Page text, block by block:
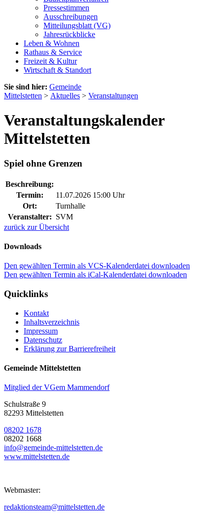
Pressestimmen
Ausschreibungen
Mitteilungsblatt (VG)
Jahresrückblicke
Leben & Wohnen
Rathaus & Service
Freizeit & Kultur
Wirtschaft & Standort
Sie sind hier: Gemeinde
Mittelstetten > Aktuelles > Veranstaltungen
Veranstaltungskalender
Mittelstetten
Spiel ohne Grenzen
Beschreibung:
Termin:
11.07.2026 15:00 Uhr
Ort:
Turnhalle
Veranstalter: SVM
zurück zur Übersicht
Downloads
Den gewählten Termin als VCS-Kalenderdatei downloaden
Den gewählten Termin als iCal-Kalenderdatei downloaden
Quicklinks
Kontakt
Inhaltsverzeichnis
Impressum
Datenschutz
Erklärung zur Barrierefreiheit
Gemeinde Mittelstetten
Mitglied der VGem Mammendorf
Schulstraße 9
82293 Mittelstetten
08202 1678
08202 1668
info@gemeinde-mittelstetten.de
www.mittelstetten.de
Webmaster:
redaktionsteam@mittelstetten.de